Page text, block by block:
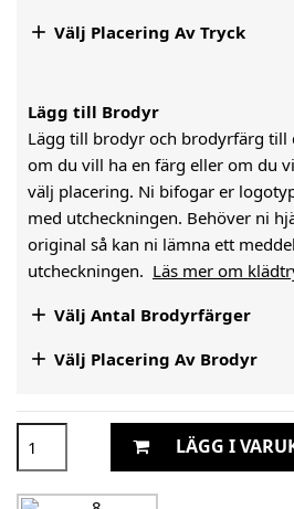
 Välj Placering Av Tryck
Lägg till Brodyr
Lägg till brodyr och brodyrfärg till
om du vill ha en färg eller om du
välj placering. Ni bifogar er
med utcheckningen. Behöver ni
original så kan ni lämna ett
utcheckningen. Läs mer om
 Välj Antal Brodyrfärger
 Välj Placering Av Brodyr
LÄGG I